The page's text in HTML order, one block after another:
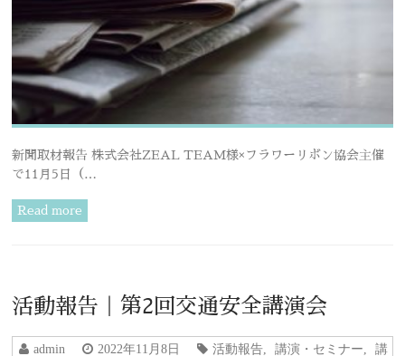
新聞取材報告 株式会社ZEAL TEAM様×フラワーリボン協会主催
で11月5日（…
Read more
活動報告｜第2回交通安全講演会
admin 2022年11月8日 活動報告 講演・セミナー
講